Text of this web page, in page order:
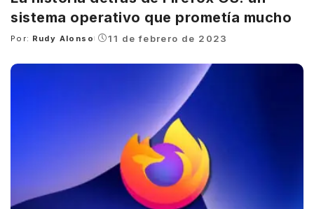
sistema operativo que prometía mucho
Posted
Por: Rudy Alonso 11 de febrero de 2023